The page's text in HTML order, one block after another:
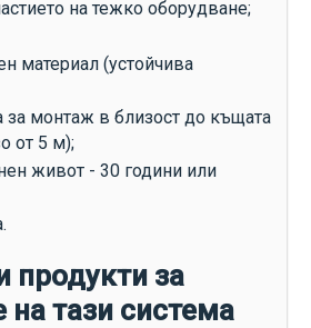
на тежко оборудване;
материал (устойчива
за монтаж в близост до къщата
от 5 м);
живот - 30 години или
продукти за
на тази система